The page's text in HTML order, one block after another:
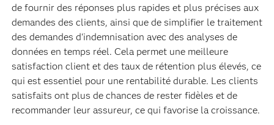
de fournir des réponses plus rapides et plus précises aux
demandes des clients, ainsi que de simplifier le traitement
des demandes d'indemnisation avec des analyses de
données en temps réel. Cela permet une meilleure
satisfaction client et des taux de rétention plus élevés, ce
qui est essentiel pour une rentabilité durable. Les clients
satisfaits ont plus de chances de rester fidèles et de
recommander leur assureur, ce qui favorise la croissance.